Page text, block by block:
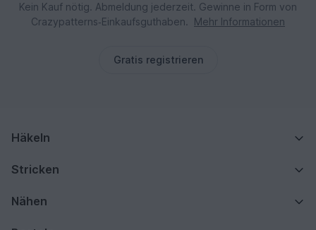
Kein Kauf nötig. Abmeldung jederzeit. Gewinne in Form von
Crazypatterns‑Einkaufsguthaben.
Mehr Informationen
Gratis registrieren
Häkeln
Stricken
Nähen